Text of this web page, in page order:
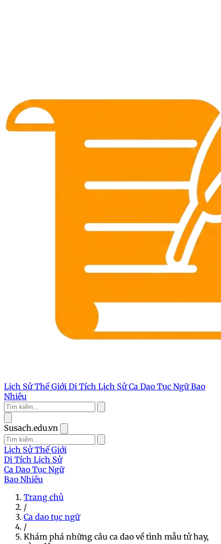
Lịch Sử Thế Giới Di Tích Lịch SửCa Dao Tục NgữBao
Nhiêu
Susach.edu.vn
Lịch Sử Thế Giới
Di Tích Lịch Sử
Ca Dao Tục Ngữ
Bao Nhiêu
Trang chủ
/
Ca dao tục ngữ
/
Khám phá những câu ca dao về tình mẫu tử hay,